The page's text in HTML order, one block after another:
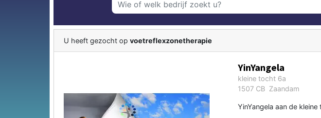
U heeft gezocht op voetreflexzonetherapie
YinYangela
kleine tocht 6a
1507 CB Zaandam
YinYangela aan de